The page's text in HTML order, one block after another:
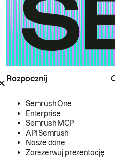
Rozpocznij
Semrush One
Enterprise
Semrush MCP
API Semrush
Nasze dane
Zarezerwuj prezentację